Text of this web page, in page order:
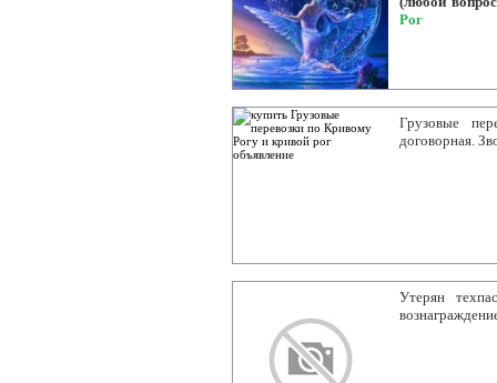
Рог
Грузовые
договорная.
Утерян